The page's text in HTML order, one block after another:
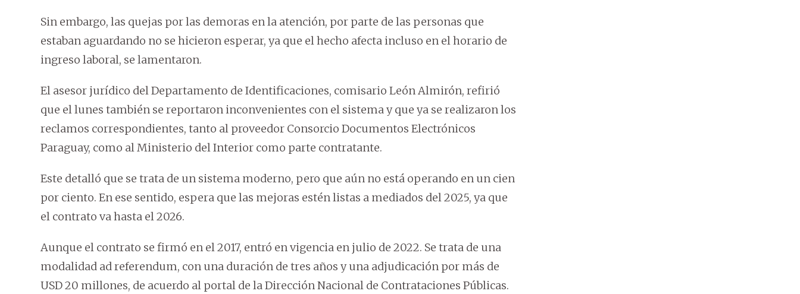
Sin embargo, las quejas por las demoras en la atención, por parte de las personas que
estaban aguardando no se hicieron esperar, ya que el hecho afecta incluso en el horario de
ingreso laboral, se lamentaron.
El asesor jurídico del Departamento de Identificaciones, comisario León Almirón, refirió
que el lunes también se reportaron inconvenientes con el sistema y que ya se realizaron los
reclamos correspondientes, tanto al proveedor Consorcio Documentos Electrónicos
Paraguay, como al Ministerio del Interior como parte contratante.
Este detalló que se trata de un sistema moderno, pero que aún no está operando en un cien
por ciento. En ese sentido, espera que las mejoras estén listas a mediados del 2025, ya que
el contrato va hasta el 2026.
Aunque el contrato se firmó en el 2017, entró en vigencia en julio de 2022. Se trata de una
modalidad ad referendum, con una duración de tres años y una adjudicación por más de
USD 20 millones, de acuerdo al portal de la Dirección Nacional de Contrataciones Públicas.